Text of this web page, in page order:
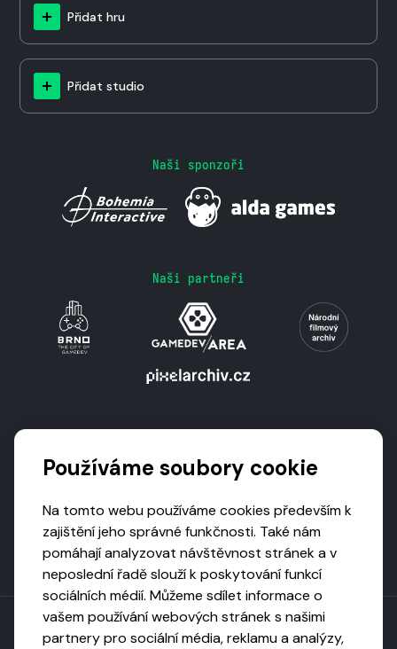
Přidat hru
Přidat studio
Naši sponzoři
Naši partneři
Používáme soubory cookie
Na tomto webu používáme cookies především k
zajištění jeho správné funkčnosti. Také nám
pomáhají analyzovat návštěvnost stránek a v
neposlední řadě slouží k poskytování funkcí
sociálních médií. Můžeme sdílet informace o
vašem používání webových stránek s našimi
partnery pro sociální média, reklamu a analýzy,